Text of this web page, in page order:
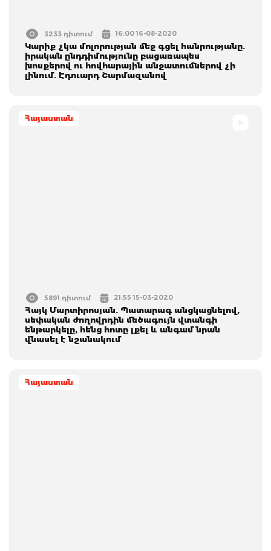
3233 դիտում 16:00 16-08-2020
Կարիք չկա մոլորության մեջ գցել հանրությանը.
իրական ընդդիմությունը բացառապես
խոսքերով ու հովհարային անջատումներով չի
լինում. Էդուարդ Շարմազանով
Հայաստան
5891 դիտում 21:55 15-03-2020
Հայկ Մարտիրոսյան. Պատարագ անցկացնելով,
սեփական ժողովրդին մեծագույն վտանգի
ենթարկելը, հենց հոտը լքել և անգամ նրան
վնասել է նշանակում
Հայաստան